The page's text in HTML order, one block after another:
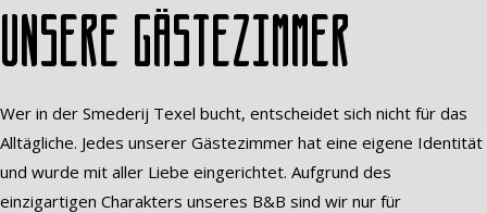
Unsere Gästezimmer
Wer in der Smederij Texel bucht, entscheidet sich nicht für das
Alltägliche. Jedes unserer Gästezimmer hat eine eigene Identität
und wurde mit aller Liebe eingerichtet. Aufgrund des
einzigartigen Charakters unseres B&B sind wir nur für